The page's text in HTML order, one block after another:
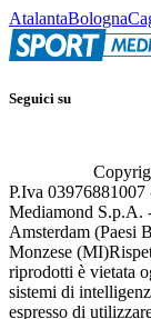
AtalantaBologna
Seguici su
P.Iva
Mediamond S.p.A.
Amsterdam (Paesi
Monzese (MI)
riprodotti è vietata
sistemi di
espresso di